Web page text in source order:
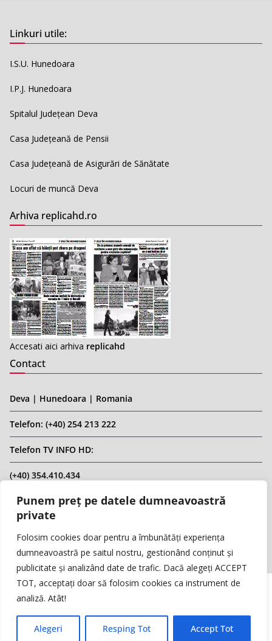
Punem preț pe datele dumneavoastră
private
Folosim cookies doar pentru a îmbunătăți experiența
dumneavoastră pe saitul nostru, gestionând conținut și
publicitate și analizând date de trafic. Dacă alegeți ACCEPT
TOT, acceptați doar să folosim cookies ca instrument de
analiză. Atât!
Alegeri Resping Tot Accept Tot
Linkuri utile:
I.S.U. Hunedoara
I.P.J. Hunedoara
Spitalul Județean Deva
Casa Județeană de Pensii
Casa Județeană de Asigurări de Sănătate
Locuri de muncă Deva
Arhiva replicahd.ro
Accesati aici arhiva replicahd
Contact
Deva | Hunedoara | Romania
Telefon: (+40) 254 213 222
Telefon TV INFO HD:
(+40) 354.410.434
Email: infohd20@gmail.com
Website: www.replicahd.ro